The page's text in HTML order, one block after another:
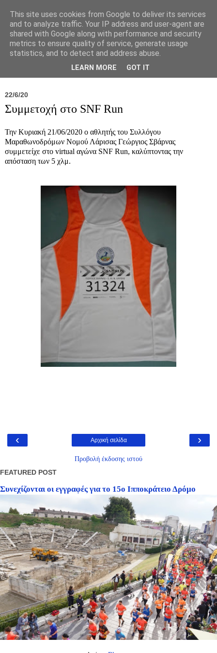
Σύλλογος Ιπποκράτειος
22/6/20
Συμμετοχή στο SNF Run
Την Κυριακή 21/06/2020 ο αθλητής του Συλλόγου
Μαραθωνοδρόμων Νομού Λάρισας Γεώργιος Σβάρνας
συμμετείχε στο virtual αγώνα SNF Run, καλύπτοντας την
απόσταση των 5 χλμ.
‹ ›
Αρχική σελίδα
Προβολή έκδοσης ιστού
FEATURED POST
Συνεχίζονται οι εγγραφές για το 15ο Ιπποκράτειο Δρόμο
This site uses cookies from Google to deliver its services
and to analyze traffic. Your IP address and user-agent are
shared with Google along with performance and security
metrics to ensure quality of service, generate usage
statistics, and to detect and address abuse.
LEARN MORE GOT IT